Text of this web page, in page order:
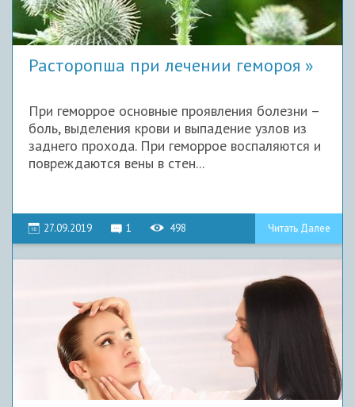
Расторопша при лечении гемороя
При геморрое основные проявления болезни –
боль, выделения крови и выпадение узлов из
заднего прохода. При геморрое воспаляются и
повреждаются вены в стен...
27.09.2019 1 498 Читать Далее